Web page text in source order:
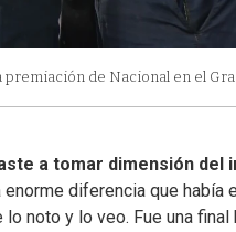
premiación de Nacional en el
a tomar dimensión del
diferencia que
noto y lo veo. Fue una